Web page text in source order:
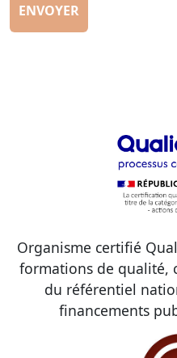
ENVOYER
Organisme certifié
formations de qualité,
du référentiel
financements